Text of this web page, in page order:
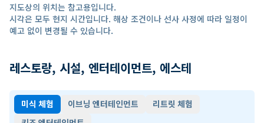
지도상의 위치는 참고용입니다.
시각은 모두 현지 시간입니다. 해상 조건이나 선사 사정에 따라 일정이
예고 없이 변경될 수 있습니다.
레스토랑, 시설, 엔터테이먼트, 에스테
미식 체험 이브닝 엔터테인먼트
리트릿 체험